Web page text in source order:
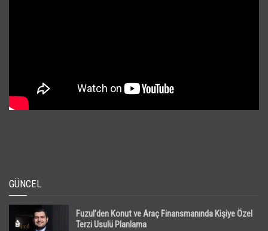
GÜNCEL
Fuzul’den Konut ve Araç Finansmanında Kişiye Özel
Terzi Usulü Planlama